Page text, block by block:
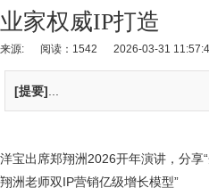
业家权威IP打造
来源: 阅读：1542 2026-03-31
[提要]
洋宝出席郑翔洲2026开年演讲，分享
翔洲老师双IP营销亿级增长模型”